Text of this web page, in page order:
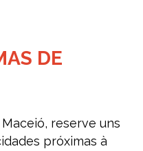
DE
reserve uns
próximas à